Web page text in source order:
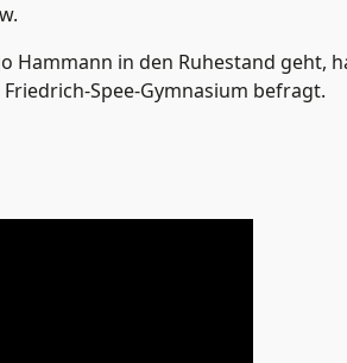
Hammann in den Ruhestand geht,
Spee-Gymnasium befragt.